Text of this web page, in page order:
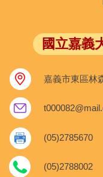
國立嘉義
嘉義市東區林
(05)2785670
(05)2788002